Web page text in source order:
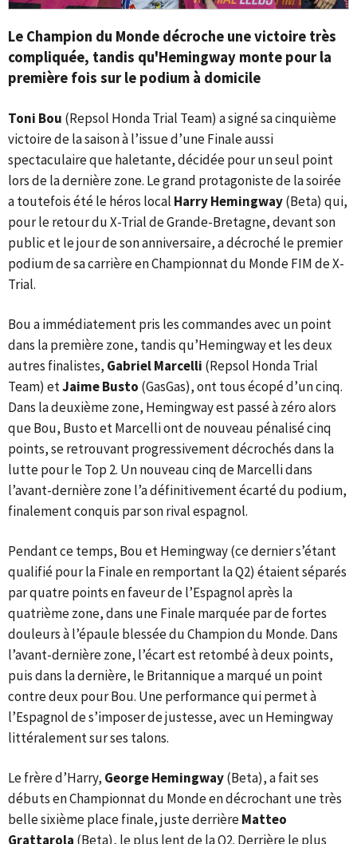
Le Champion du Monde décroche une victoire très
compliquée, tandis qu'Hemingway monte pour la
première fois sur le podium à domicile
Toni Bou (Repsol Honda Trial Team) a signé sa cinquième
victoire de la saison à l’issue d’une Finale aussi
spectaculaire que haletante, décidée pour un seul point
lors de la dernière zone. Le grand protagoniste de la soirée
a toutefois été le héros local Harry Hemingway(Beta) qui,
pour le retour du X-Trial de Grande-Bretagne, devant son
public et le jour de son anniversaire, a décroché le premier
podium de sa carrière en Championnat du Monde FIM de X-
Trial.
Bou a immédiatement pris les commandes avec un point
dans la première zone, tandis qu’Hemingway et les deux
autres finalistes, Gabriel Marcelli (Repsol Honda Trial
Team) etJaime Busto (GasGas), ont tous écopé d’un cinq.
Dans la deuxième zone, Hemingway est passé à zéro alors
que Bou, Busto et Marcelli ont de nouveau pénalisé cinq
points, se retrouvant progressivement décrochés dans la
lutte pour le Top 2. Un nouveau cinq de Marcelli dans
l’avant-dernière zone l’a définitivement écarté du podium,
finalement conquis par son rival espagnol.
Pendant ce temps, Bou et Hemingway (ce dernier s’étant
qualifié pour la Finale en remportant la Q2) étaient séparés
par quatre points en faveur de l’Espagnol après la
quatrième zone, dans une Finale marquée par de fortes
douleurs à l’épaule blessée du Champion du Monde. Dans
l’avant-dernière zone, l’écart est retombé à deux points,
puis dans la dernière, le Britannique a marqué un point
contre deux pour Bou. Une performance qui permet à
l’Espagnol de s’imposer de justesse, avec un Hemingway
littéralement sur ses talons.
Le frère d’Harry, George Hemingway(Beta), a fait ses
débuts en Championnat du Monde en décrochant une très
belle sixième place finale, juste derrièreMatteo
Grattarola (Beta), le plus lent de la Q2. Derrière le plus